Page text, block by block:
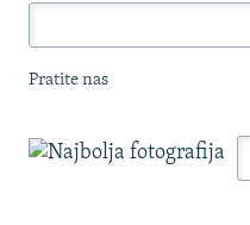
Pratite nas